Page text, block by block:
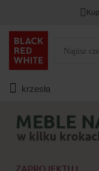
HITY
krzesła